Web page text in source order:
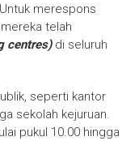
merespons
telah
centres)di seluruh
seperti kantor
sekolah kejuruan.
pukul 10.00 hingga